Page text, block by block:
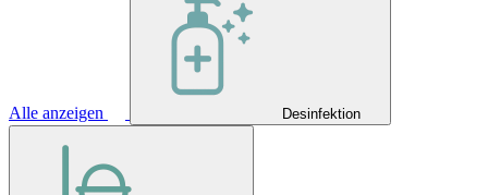
Alle anzeigen Desinfektion